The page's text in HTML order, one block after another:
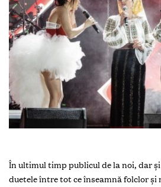
În ultimul timp publicul de la noi, dar
duetele între tot ce înseamnă folclor și